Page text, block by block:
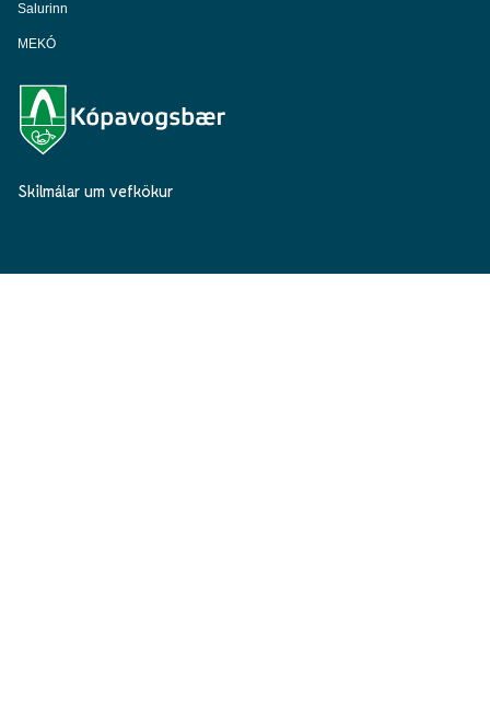
Salurinn
MEKÓ
Skilmálar um vefkökur